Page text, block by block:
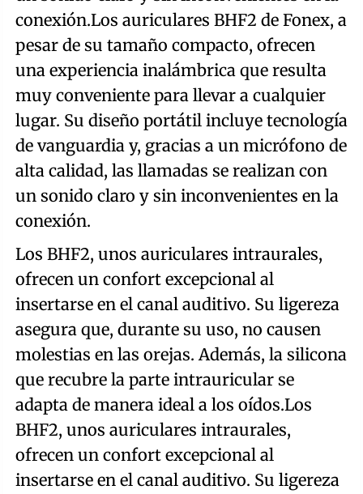
conexión.Los auriculares BHF2 de Fonex, a
pesar de su tamaño compacto, ofrecen
una experiencia inalámbrica que resulta
muy conveniente para llevar a cualquier
lugar. Su diseño portátil incluye tecnología
de vanguardia y, gracias a un micrófono de
alta calidad, las llamadas se realizan con
un sonido claro y sin inconvenientes en la
conexión.
Los BHF2, unos auriculares intraurales,
ofrecen un confort excepcional al
insertarse en el canal auditivo. Su ligereza
asegura que, durante su uso, no causen
molestias en las orejas. Además, la silicona
que recubre la parte intrauricular se
adapta de manera ideal a los oídos.Los
BHF2, unos auriculares intraurales,
ofrecen un confort excepcional al
insertarse en el canal auditivo. Su ligereza